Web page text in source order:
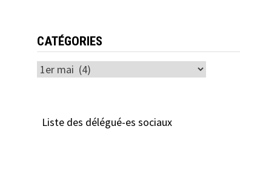
CATÉGORIES
Catégories
Liste des délégué-es sociaux